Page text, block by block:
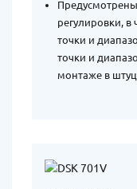
Предусмотрены
регулировки, в
точки и
точки и
монтаже в